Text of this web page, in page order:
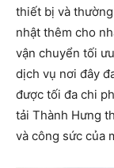
thiết bị và
nhật thêm cho
vận chuyển tối
dịch vụ nơi đây
được tối đa chi
tải Thành Hưng
và công sức của